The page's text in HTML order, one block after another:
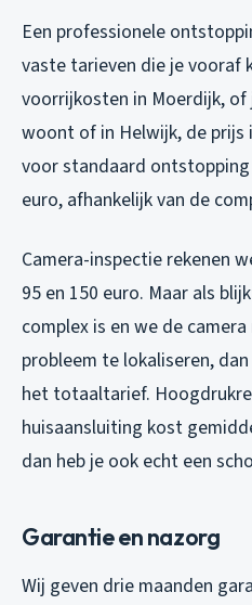
Een professionele
vaste tarieven die je vooraf
voorrijkosten in Moerdijk,
woont of in Helwijk, de
voor standaard
euro, afhankelijk van de
Camera-inspectie rekenen
95 en 150 euro. Maar als
complex is en we de
probleem te lokaliseren,
het totaaltarief.
huisaansluiting kost
dan heb je ook echt een
Garantie en nazorg
Wij geven drie maanden